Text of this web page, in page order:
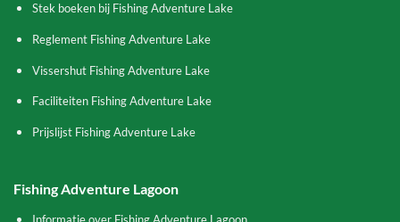
Stek boeken bij Fishing Adventure Lake
Reglement Fishing Adventure Lake
Vissershut Fishing Adventure Lake
Faciliteiten Fishing Adventure Lake
Prijslijst Fishing Adventure Lake
Fishing Adventure Lagoon